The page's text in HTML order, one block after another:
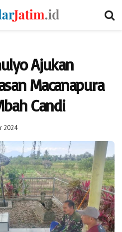
Ajukan
Macanapura
Candi
2024